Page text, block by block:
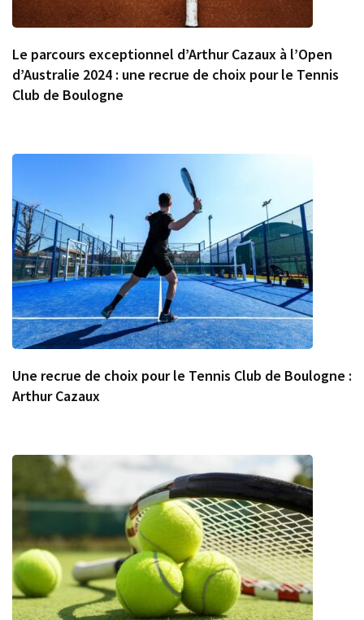
Le parcours exceptionnel d’Arthur Cazaux à l’Open
d’Australie 2024 : une recrue de choix pour le Tennis
Club de Boulogne
Une recrue de choix pour le Tennis Club de Boulogne :
Arthur Cazaux